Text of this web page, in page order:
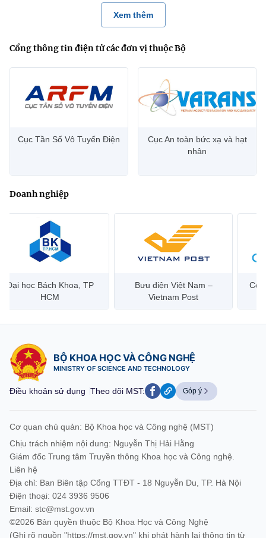
Xem thêm
Cổng thông tin điện tử các đơn vị thuộc Bộ
Cục Tần Số Vô Tuyến Điện
Cục An toàn bức xạ và hạt
nhân
Doanh nghiệp
Đại học Bách Khoa, TP
HCM
Bưu điện Việt Nam –
Vietnam Post
BỘ KHOA HỌC VÀ CÔNG NGHỆ
MINISTRY OF SCIENCE AND TECHNOLOGY
Điều khoản sử dụng Theo dõi MST: Góp ý
Cơ quan chủ quản: Bộ Khoa học và Công nghệ (MST)
Chịu trách nhiệm nội dung: Nguyễn Thị Hải Hằng
Giám đốc Trung tâm Truyền thông Khoa học và Công nghệ.
Liên hệ
Địa chỉ: Ban Biên tập Cổng TTĐT - 18 Nguyễn Du, TP. Hà Nội
Điện thoại: 024 3936 9506
Email: stc@mst.gov.vn
©2026 Bản quyền thuộc Bộ Khoa Học và Công Nghệ
(Ghi rõ nguồn "https://mst.gov.vn" khi phát hành lại thông tin từ